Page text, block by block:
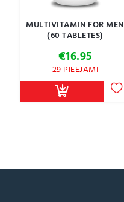
MULTIVITAMIN FOR MEN
(60 TABLETES)
€16.95
29 PIEEJAMI